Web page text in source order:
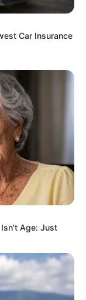
น.
าน ไป
อกเฉียงใต้ ให้
วกช่วยให้ชีวิต
Car Insurance
Age: Just